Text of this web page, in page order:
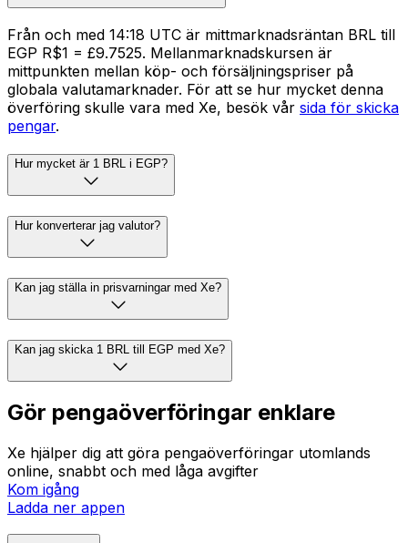
Från och med 14:18 UTC är mittmarknadsräntan BRL till
EGP R$1 = £9.7525. Mellanmarknadskursen är
mittpunkten mellan köp- och försäljningspriser på
globala valutamarknader. För att se hur mycket denna
överföring skulle vara med Xe, besök vår sida för skicka
pengar.
Hur mycket är 1 BRL i EGP?
Hur konverterar jag valutor?
Kan jag ställa in prisvarningar med Xe?
Kan jag skicka 1 BRL till EGP med Xe?
Gör pengaöverföringar enklare
Xe hjälper dig att göra pengaöverföringar utomlands
online, snabbt och med låga avgifter
Kom igång
Ladda ner appen